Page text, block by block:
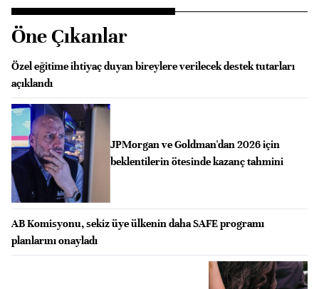
Öne Çıkanlar
Özel eğitime ihtiyaç duyan bireylere verilecek destek tutarları
açıklandı
JPMorgan ve Goldman'dan 2026 için
beklentilerin ötesinde kazanç tahmini
AB Komisyonu, sekiz üye ülkenin daha SAFE programı
planlarını onayladı